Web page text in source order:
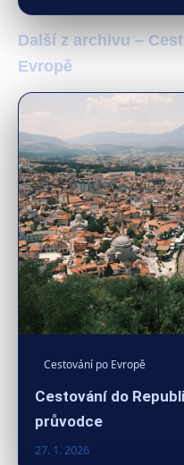
Další z archivu –
Evropě
Cestování po Evropě
Cestování do
průvodce
27. 1. 2026